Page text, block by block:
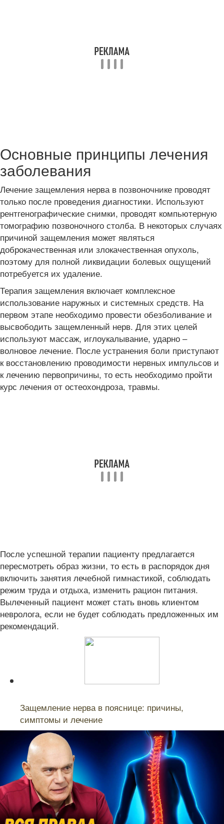
Основные принципы лечения
заболевания
Лечение защемления нерва в позвоночнике проводят
только после проведения диагностики. Используют
рентгенографические снимки, проводят компьютерную
томографию позвоночного столба. В некоторых случаях
причиной защемления может являться
доброкачественная или злокачественная опухоль,
поэтому для полной ликвидации болевых ощущений
потребуется их удаление.
Терапия защемления включает комплексное
использование наружных и системных средств. На
первом этапе необходимо провести обезболивание и
высвободить защемленный нерв. Для этих целей
используют массаж, иглоукалывание, ударно –
волновое лечение. После устранения боли приступают
к восстановлению проводимости нервных импульсов и
к лечению первопричины, то есть необходимо пройти
курс лечения от остеохондроза, травмы.
После успешной терапии пациенту предлагается
пересмотреть образ жизни, то есть в распорядок дня
включить занятия лечебной гимнастикой, соблюдать
режим труда и отдыха, изменить рацион питания.
Вылеченный пациент может стать вновь клиентом
невролога, если не будет соблюдать предложенных им
рекомендаций.
Защемление нерва в пояснице: причины,
симптомы и лечение